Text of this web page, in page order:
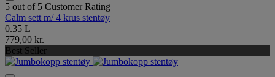
5 out of 5 Customer Rating
Calm sett m/ 4 krus stentøy
0.35 L
779,00 kr.
Best Seller